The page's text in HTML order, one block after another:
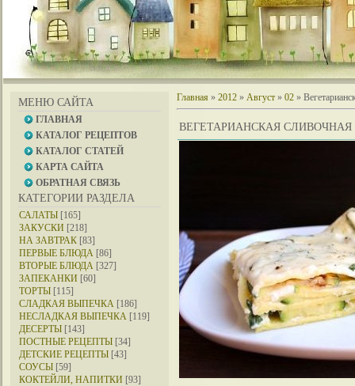
МЕНЮ САЙТА
ГЛАВНАЯ
КАТАЛОГ РЕЦЕПТОВ
КАТАЛОГ СТАТЕЙ
КАРТА САЙТА
ОБРАТНАЯ СВЯЗЬ
КАТЕГОРИИ РАЗДЕЛА
САЛАТЫ [165]
ЗАКУСКИ [218]
НА ЗАВТРАК [83]
ПЕРВЫЕ БЛЮДА [86]
ВТОРЫЕ БЛЮДА [327]
ЗАПЕКАНКИ [60]
ТОРТЫ [115]
СЛАДКАЯ ВЫПЕЧКА [186]
НЕСЛАДКАЯ ВЫПЕЧКА [119]
ДЕСЕРТЫ [143]
ПОСТНЫЕ РЕЦЕПТЫ [34]
ДЕТСКИЕ РЕЦЕПТЫ [43]
СОУСЫ [59]
КОКТЕЙЛИ, НАПИТКИ [93]
Главная » 2012 » Август » 02 »
ВЕГЕТАРИАНСКАЯ